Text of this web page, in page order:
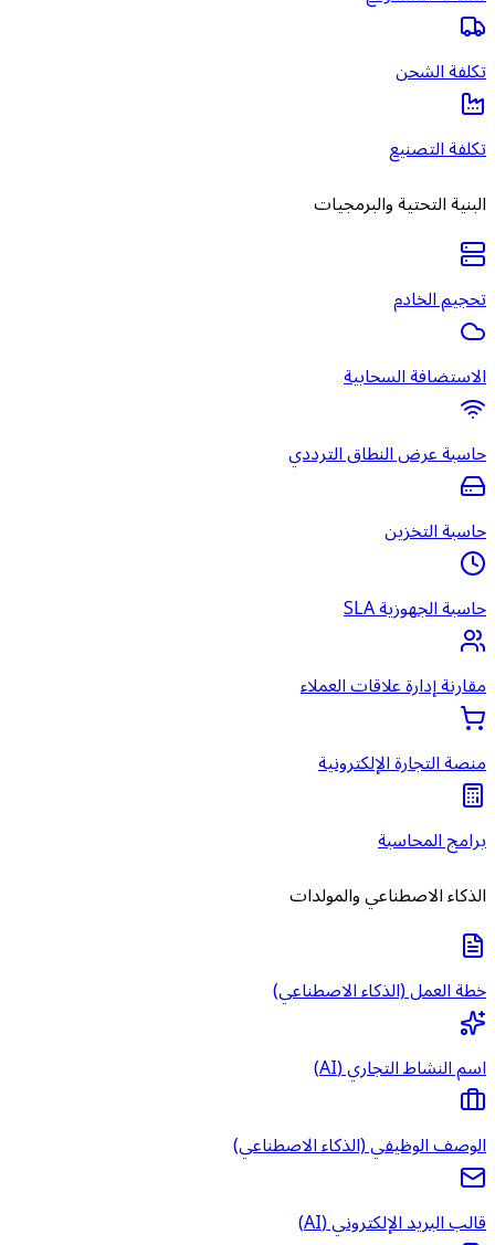
تكلفة الشحن
تكلفة التصنيع
البنية التحتية والبرمجيات
تحجيم الخادم
الاستضافة السحابية
حاسبة عرض النطاق الترددي
حاسبة التخزين
حاسبة الجهوزية SLA
مقارنة إدارة علاقات العملاء
منصة التجارة الإلكترونية
برامج المحاسبة
الذكاء الاصطناعي والمولدات
خطة العمل (الذكاء الاصطناعي)
اسم النشاط التجاري (AI)
الوصف الوظيفي (الذكاء الاصطناعي)
قالب البريد الإلكتروني (AI)